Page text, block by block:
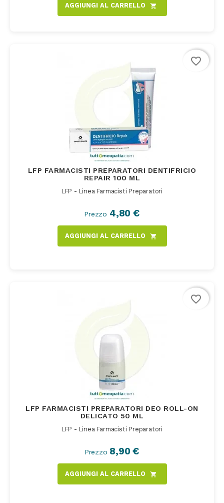
AGGIUNGI AL CARRELLO shopping_cart
LFP FARMACISTI PREPARATORI DENTIFRICIO
REPAIR 100 ML
LFP - Linea Farmacisti Preparatori
Prezzo 4,80 €
AGGIUNGI AL CARRELLO shopping_cart
favorite_border
LFP FARMACISTI PREPARATORI DEO ROLL-ON
DELICATO 50 ML
LFP - Linea Farmacisti Preparatori
Prezzo 8,90 €
AGGIUNGI AL CARRELLO shopping_cart
favorite_border